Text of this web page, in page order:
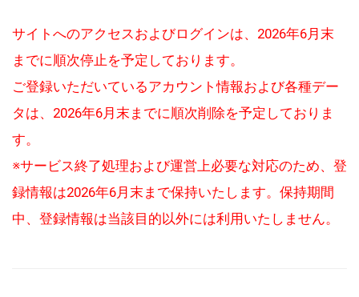
サイトへのアクセスおよびログインは、2026年6月末
までに順次停止を予定しております。
ご登録いただいているアカウント情報および各種デー
タは、2026年6月末までに順次削除を予定しておりま
す。
※サービス終了処理および運営上必要な対応のため、登
録情報は2026年6月末まで保持いたします。保持期間
中、登録情報は当該目的以外には利用いたしません。